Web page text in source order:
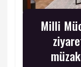
Milli